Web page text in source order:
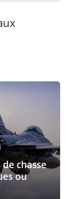
chasse
ou